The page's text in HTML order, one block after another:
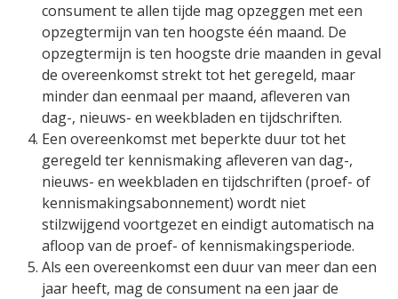
consument te allen tijde mag opzeggen met een
opzegtermijn van ten hoogste één maand. De
opzegtermijn is ten hoogste drie maanden in geval
de overeenkomst strekt tot het geregeld, maar
minder dan eenmaal per maand, afleveren van
dag-, nieuws- en weekbladen en tijdschriften.
Een overeenkomst met beperkte duur tot het
geregeld ter kennismaking afleveren van dag-,
nieuws- en weekbladen en tijdschriften (proef- of
kennismakingsabonnement) wordt niet
stilzwijgend voortgezet en eindigt automatisch na
afloop van de proef- of kennismakingsperiode.
Als een overeenkomst een duur van meer dan een
jaar heeft, mag de consument na een jaar de